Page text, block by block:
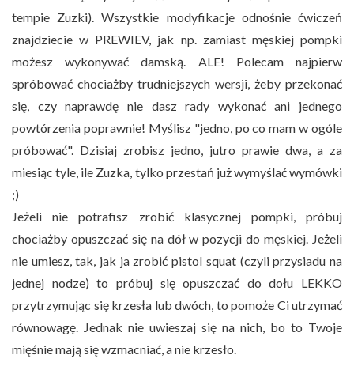
tempie Zuzki). Wszystkie modyfikacje odnośnie ćwiczeń
znajdziecie w PREWIEV, jak np. zamiast męskiej pompki
możesz wykonywać damską. ALE! Polecam najpierw
spróbować chociażby trudniejszych wersji, żeby przekonać
się, czy naprawdę nie dasz rady wykonać ani jednego
powtórzenia poprawnie! Myślisz "jedno, po co mam w ogóle
próbować". Dzisiaj zrobisz jedno, jutro prawie dwa, a za
miesiąc tyle, ile Zuzka, tylko przestań już wymyślać wymówki
;)
Jeżeli nie potrafisz zrobić klasycznej pompki, próbuj
chociażby opuszczać się na dół w pozycji do męskiej. Jeżeli
nie umiesz, tak, jak ja zrobić pistol squat (czyli przysiadu na
jednej nodze) to próbuj się opuszczać do dołu LEKKO
przytrzymując się krzesła lub dwóch, to pomoże Ci utrzymać
równowagę. Jednak nie uwieszaj się na nich, bo to Twoje
mięśnie mają się wzmacniać, a nie krzesło.